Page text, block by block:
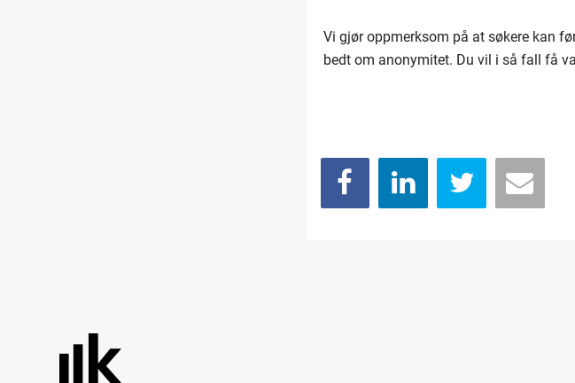
Vi gjør oppmerksom på at søkere kan
bedt om anonymitet. Du vil i så fall få